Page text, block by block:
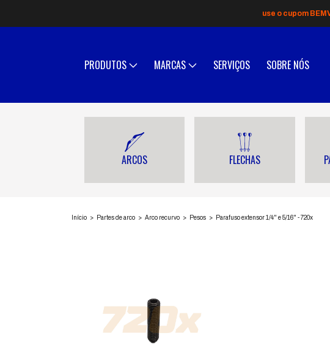
use o cupom
PRODUTOS MARCAS SERVIÇOS SOBRE NÓS
ARCOS FLECHAS
Início > Partes de arco > Arco recurvo > Pesos > Parafuso extensor 1/4" e 5/16" - 720x